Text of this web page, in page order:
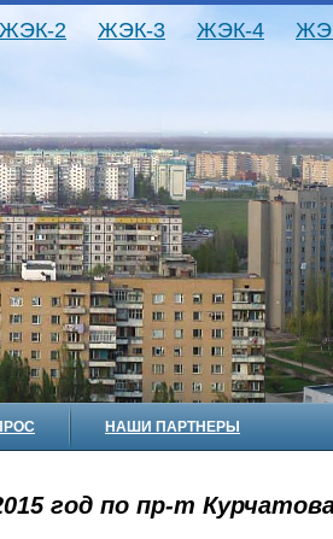
ЖЭК-2 ЖЭК-3 ЖЭК-4
НАШИ ПАРТНЕРЫ
год по пр-т